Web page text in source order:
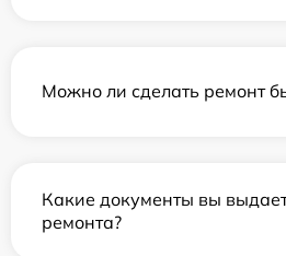
Можно ли сделать ремонт
Какие документы вы
ремонта?